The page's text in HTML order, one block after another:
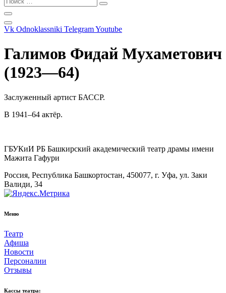
Vk Odnoklassniki TelegramYoutube
Галимов Фидай Мухаметович
(1923—64)
Заслуженный артист БАССР.
В 1941–64 актёр.
ГБУКиИ РБ Башкирский академический театр драмы имени
Мажита Гафури
Россия, Республика Башкортостан, 450077, г. Уфа, ул. Заки
Валиди, 34
Меню
Театр
Афиша
Новости
Персоналии
Отзывы
Кассы театра: